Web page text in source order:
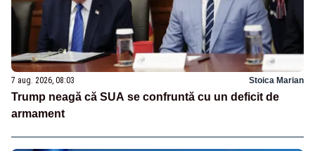
7 aug. 2026, 08:03 Stoica Marian
Trump neagă că SUA se confruntă cu un deficit de
armament